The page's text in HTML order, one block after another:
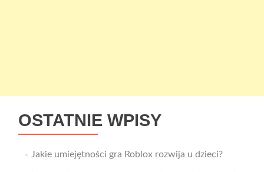
OSTATNIE WPISY
Jakie umiejętności gra Roblox rozwija u dzieci?